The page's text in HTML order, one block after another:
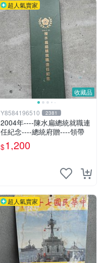
收藏品
超人氣賣家
Y8584196510 2381
2004年----陳水扁總統就職連
任紀念----總統府贈----領帶
$1,200
超人氣賣家